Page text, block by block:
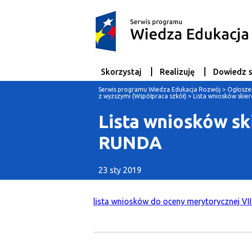
Skorzystaj Realizuję Dowiedz
Serwis programu Wiedza Edukacja Rozwój >
z wyższymi (Współpraca szkół) > Lista wniosków
Lista wniosków
RUNDA
23 sty 2019
lista wniosków do oceny merytorycznej